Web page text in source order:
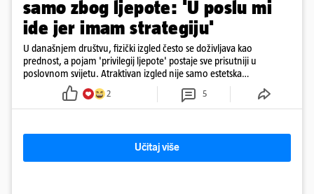
samo zbog ljepote: 'U poslu mi
ide jer imam strategiju'
U današnjem društvu, fizički izgled često se doživljava kao
prednost, a pojam 'privilegij ljepote' postaje sve prisutniji u
poslovnom svijetu. Atraktivan izgled nije samo estetska
karakteristika
2 5
Učitaj više